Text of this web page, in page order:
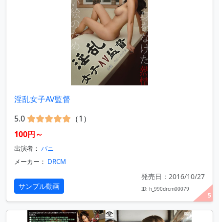
5
淫乱女子AV監督
5.0
（1）
100円～
出演者： バニ
メーカー： DRCM
サンプル動画
発売日：2016/10/27
ID: h_990drcm00079